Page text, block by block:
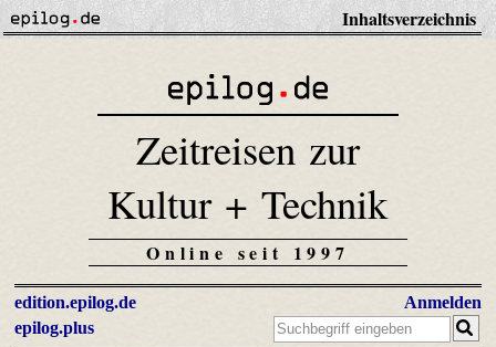
Inhaltsverzeichnis
Zeitreisen zur
Kultur + Technik
Online seit 1997
edition.epilog.de
epilog.plus
Anmelden